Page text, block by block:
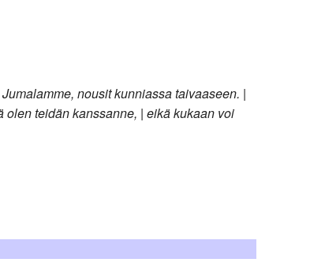
nousit kunniassa taivaaseen. |
olen teidän kanssanne, | eikä kukaan voi